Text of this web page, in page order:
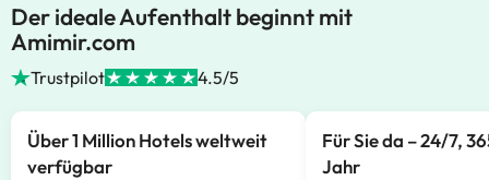
Der ideale Aufenthalt beginnt mit
Amimir.com
Trustpilot 4.5/5
Über 1 Million Hotels weltweit
verfügbar
Für Sie da – 24/7,
Jahr